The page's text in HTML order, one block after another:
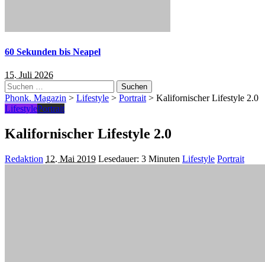
60 Sekunden bis Neapel
15. Juli 2026
Suchen
nach:
Phonk. Magazin > Lifestyle > Portrait > Kalifornischer Lifestyle 2.0
LifestylePortrait
Kalifornischer Lifestyle 2.0
Posted
Redaktion 12. Mai 2019 Lesedauer: 3 Minuten Lifestyle Portrait